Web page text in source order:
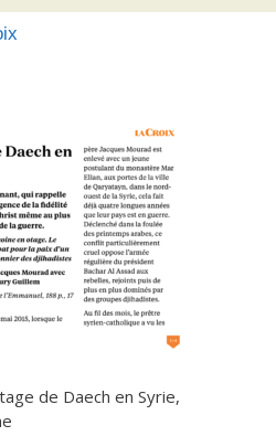
de Daech en Syrie,